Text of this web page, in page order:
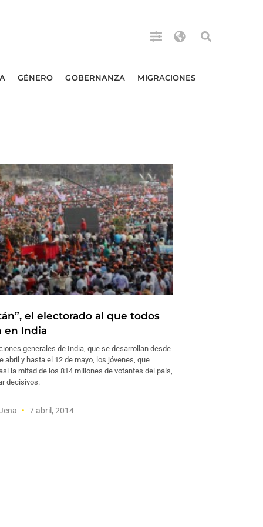
GÉNERO GOBERNANZA MIGRACIONES
el electorado al que todos
en India
generales de India, que se desarrollan desde
abril y hasta el 12 de mayo, los jóvenes, que
la mitad de los 814 millones de votantes del país,
decisivos.
7 abril, 2014